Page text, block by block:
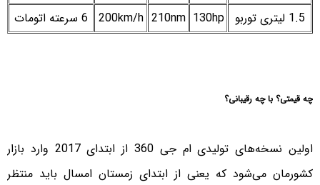
1.5 لیتری توربو
130hp
210nm
200km/h 6 سرعته اتومات
چه قیمتی؟ با چه رقیبانی؟
اولین نسخه‌های تولیدی ام جی 360 از ابتدای 2017 وارد بازار
کشورمان می‌شود که یعنی از ابتدای زمستان امسال باید منتظر